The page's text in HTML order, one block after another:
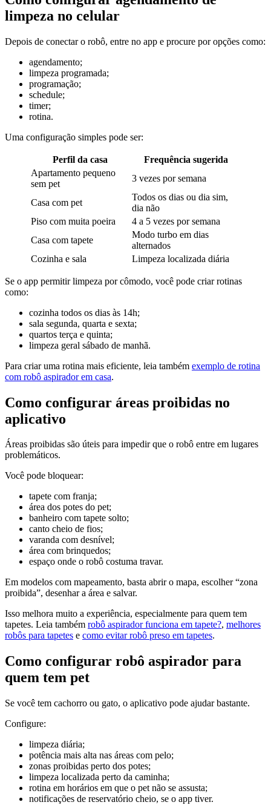
limpeza no celular
Depois de conectar o robô, entre no app e procure por opções como:
agendamento;
limpeza programada;
programação;
schedule;
timer;
rotina.
Uma configuração simples pode ser:
Perfil da casa
Frequência sugerida
Apartamento pequeno
sem pet
3 vezes por semana
Casa com pet
Todos os dias ou dia sim,
dia não
Piso com muita poeira
4 a 5 vezes por semana
Casa com tapete
Modo turbo em dias
alternados
Cozinha e sala
Limpeza localizada diária
Se o app permitir limpeza por cômodo, você pode criar rotinas
como:
cozinha todos os dias às 14h;
sala segunda, quarta e sexta;
quartos terça e quinta;
limpeza geral sábado de manhã.
Para criar uma rotina mais eficiente, leia também exemplo de rotina
com robô aspirador em casa.
Como configurar áreas proibidas no
aplicativo
Áreas proibidas são úteis para impedir que o robô entre em lugares
problemáticos.
Você pode bloquear:
tapete com franja;
área dos potes do pet;
banheiro com tapete solto;
canto cheio de fios;
varanda com desnível;
área com brinquedos;
espaço onde o robô costuma travar.
Em modelos com mapeamento, basta abrir o mapa, escolher “zona
proibida”, desenhar a área e salvar.
Isso melhora muito a experiência, especialmente para quem tem
tapetes. Leia também robô aspirador funciona em tapete?, melhores
robôs para tapetes e como evitar robô preso em tapetes.
Como configurar robô aspirador para
quem tem pet
Se você tem cachorro ou gato, o aplicativo pode ajudar bastante.
Configure:
limpeza diária;
potência mais alta nas áreas com pelo;
zonas proibidas perto dos potes;
limpeza localizada perto da caminha;
rotina em horários em que o pet não se assusta;
notificações de reservatório cheio, se o app tiver.